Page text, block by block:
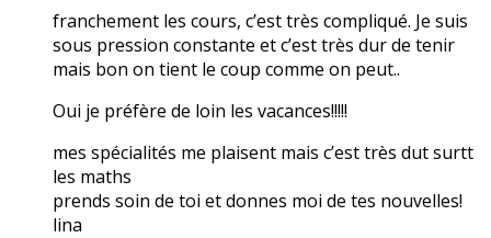
franchement les cours, c’est très compliqué. Je suis
sous pression constante et c’est très dur de tenir
mais bon on tient le coup comme on peut..
Oui je préfère de loin les vacances!!!!!
mes spécialités me plaisent mais c’est très dut surtt
les maths
prends soin de toi et donnes moi de tes nouvelles!
lina